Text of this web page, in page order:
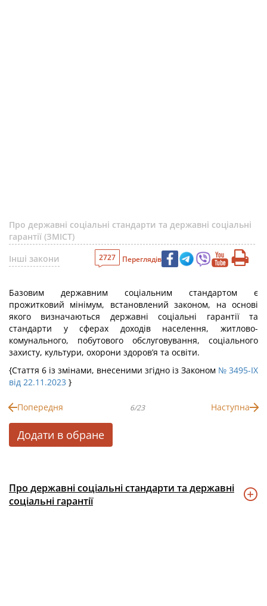
Про державні соціальні стандарти та державні соціальні
гарантії (ЗМІСТ)
Інші закони
2727 Переглядів
Базовим державним соціальним стандартом є
прожитковий мінімум, встановлений законом, на основі
якого визначаються державні соціальні гарантії та
стандарти у сферах доходів населення, житлово-
комунального, побутового обслуговування, соціального
захисту, культури, охорони здоров’я та освіти.
{Стаття 6 із змінами, внесеними згідно із Законом № 3495-IX
від 22.11.2023 }
Попередня 6/23 Наступна
Додати в обране
Про державні соціальні стандарти та державні
соціальні гарантії